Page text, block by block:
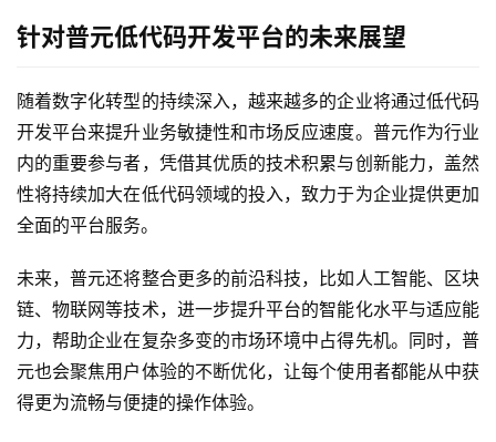
针对普元低代码开发平台的未来展望
随着数字化转型的持续深入，越来越多的企业将通过低代码
开发平台来提升业务敏捷性和市场反应速度。普元作为行业
内的重要参与者，凭借其优质的技术积累与创新能力，盖然
性将持续加大在低代码领域的投入，致力于为企业提供更加
全面的平台服务。
未来，普元还将整合更多的前沿科技，比如人工智能、区块
链、物联网等技术，进一步提升平台的智能化水平与适应能
力，帮助企业在复杂多变的市场环境中占得先机。同时，普
元也会聚焦用户体验的不断优化，让每个使用者都能从中获
得更为流畅与便捷的操作体验。